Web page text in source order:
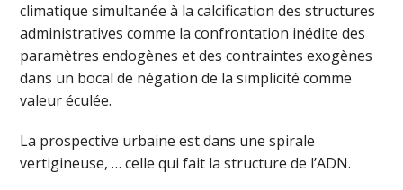
climatique simultanée à la calcification des structures
administratives comme la confrontation inédite des
paramètres endogènes et des contraintes exogènes
dans un bocal de négation de la simplicité comme
valeur éculée.
La prospective urbaine est dans une spirale
vertigineuse, … celle qui fait la structure de l’ADN.